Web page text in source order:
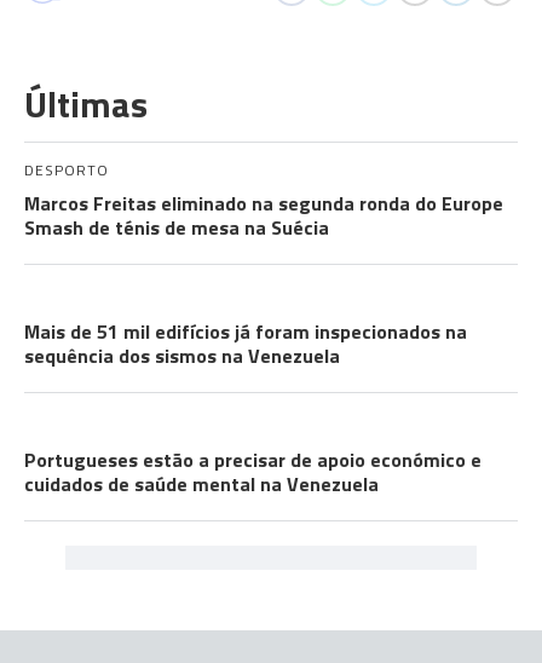
Últimas
DESPORTO
Marcos Freitas eliminado na segunda ronda do Europe
Smash de ténis de mesa na Suécia
Mais de 51 mil edifícios já foram inspecionados na
sequência dos sismos na Venezuela
Portugueses estão a precisar de apoio económico e
cuidados de saúde mental na Venezuela